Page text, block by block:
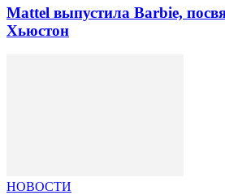
Mattel выпустила Barbie,
Хьюстон
НОВОСТИ